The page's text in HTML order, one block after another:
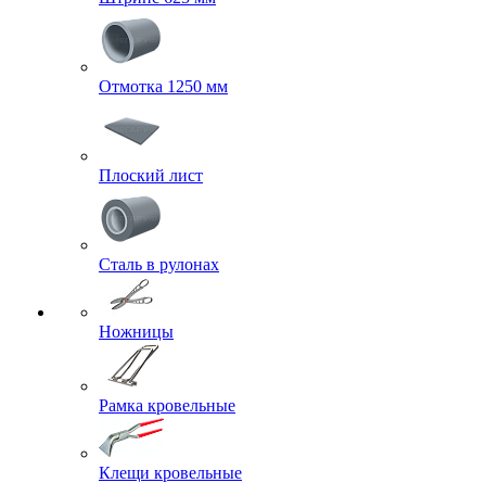
Отмотка 1250 мм
Плоский лист
Сталь в рулонах
Ножницы
Рамка кровельные
Клещи кровельные